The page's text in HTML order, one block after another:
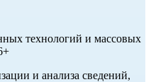
технологий и массовых
и анализа сведений,